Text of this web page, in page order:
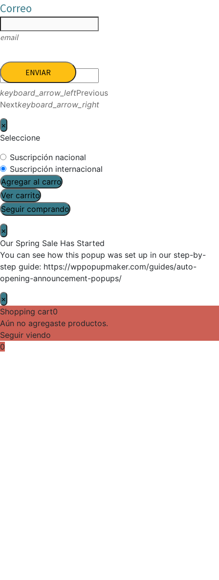
Correo
email
ENVIAR
keyboard_arrow_leftPrevious
Nextkeyboard_arrow_right
×
Seleccione
Suscripción nacional
Suscripción internacional
Agregar al carro
Ver carrito
Seguir comprando
×
Our Spring Sale Has Started
You can see how this popup was set up in our step-by-
step guide: https://wppopupmaker.com/guides/auto-
opening-announcement-popups/
×
Shopping cart0
Aún no agregaste productos.
Seguir viendo
0